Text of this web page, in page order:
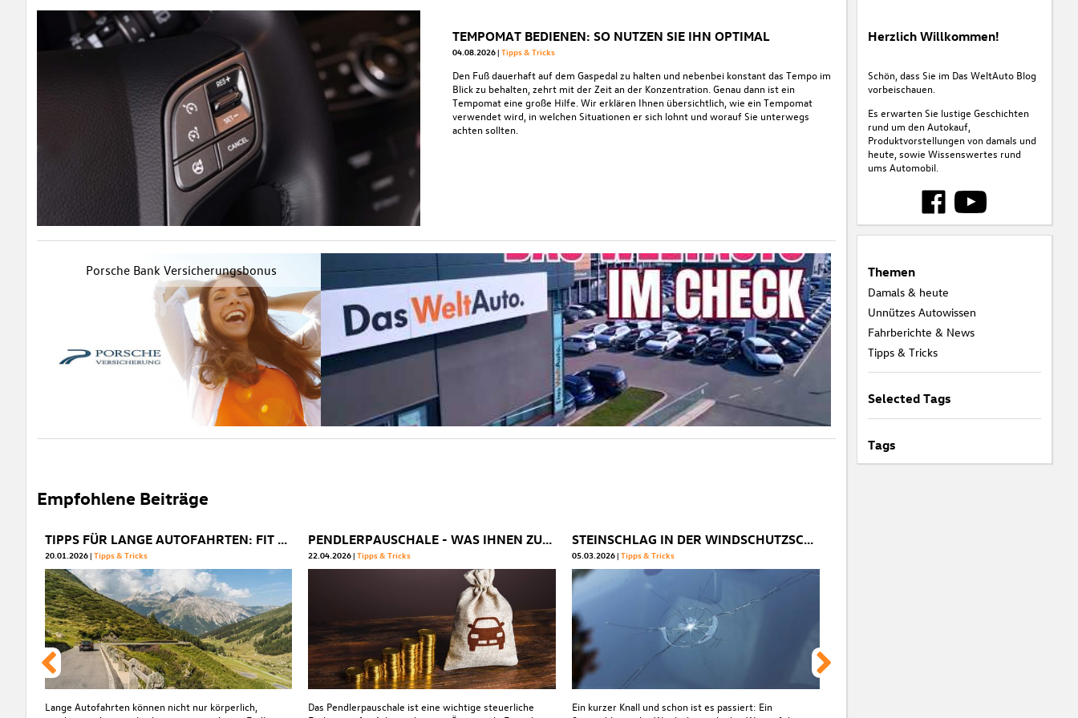
TEMPOMAT BEDIENEN: SO NUTZEN SIE IHN OPTIMAL
04.08.2026 Tipps & Tricks
Den Fuß dauerhaft auf dem Gaspedal zu halten und nebenbei konstant das Tempo im
Blick zu behalten, zehrt mit der Zeit an der Konzentration. Genau dann ist ein
Tempomat eine große Hilfe. Wir erklären Ihnen übersichtlich, wie ein Tempomat
verwendet wird, in welchen Situationen er sich lohnt und worauf Sie unterwegs
achten sollten.
Porsche Bank Versicherungsbonus
Empfohlene Beiträge
TIPPS FÜR LANGE AUTOFAHRTEN: FIT & FOKUSSIERT ANS ZIEL
20.01.2026 Tipps & Tricks
Lange Autofahrten können nicht nur körperlich,
PENDLERPAUSCHALE - WAS IHNEN ZUSTEHT
22.04.2026 Tipps & Tricks
Das Pendlerpauschale ist eine wichtige steuerliche
STEINSCHLAG IN DER WINDSCHUTZSCHEIBE: SOFORTMAßNAHMEN & REPARATURTIPPS
05.03.2026 Tipps & Tricks
Ein kurzer Knall und schon ist es passiert: Ein
Herzlich Willkommen!
Schön, dass Sie im Das WeltAuto Blog
vorbeischauen.
Es erwarten Sie lustige Geschichten
rund um den Autokauf,
Produktvorstellungen von damals und
heute, sowie Wissenswertes rund
ums Automobil.
Themen
Damals & heute
Unnützes Autowissen
Fahrberichte & News
Tipps & Tricks
Selected Tags
Tags